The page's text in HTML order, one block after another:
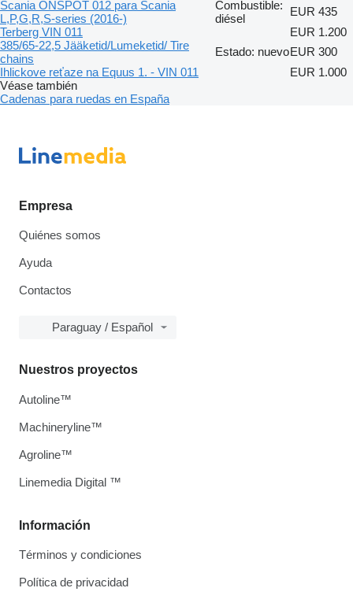
Scania ONSPOT 012 para Scania
L,P,G,R,S-series (2016-)
Combustible:
diésel
EUR 435
Terberg VIN 011
EUR 1.200
385/65-22,5 Jääketid/Lumeketid/ Tire
chains
Estado: nuevoEUR 300
Ihlickove reťaze na Equus 1. - VIN 011
EUR 1.000
Véase también
Cadenas para ruedas en España
Empresa
Quiénes somos
Ayuda
Contactos
Paraguay / Español
Información
Términos y condiciones
Política de privacidad
Nuestros proyectos
Autoline™
Machineryline™
Agroline™
Linemedia Digital ™